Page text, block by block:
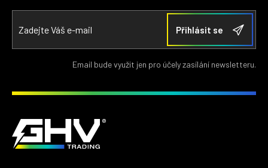
Email bude využit jen pro účely zasílání newsletteru.